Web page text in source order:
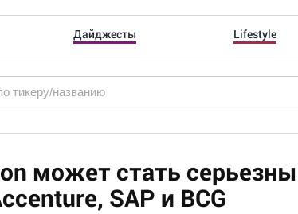
Дайджесты Lifestyle
может стать
SAP и BCG